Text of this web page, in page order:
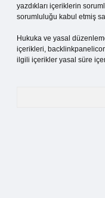
yazdıkları içeriklerin
sorumluluğu kabul etmiş
Hukuka ve yasal
içerikleri,
ilgili içerikler yasal süre